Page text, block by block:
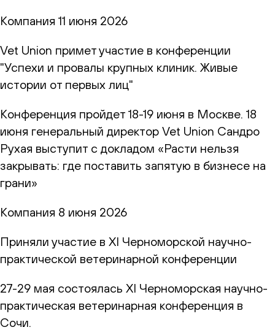
Компания 11 июня 2026
Vet Union примет участие в конференции
"Успехи и провалы крупных клиник. Живые
истории от первых лиц"
Конференция пройдет 18-19 июня в Москве. 18
июня генеральный директор Vet Union Сандро
Рухая выступит с докладом «Расти нельзя
закрывать: где поставить запятую в бизнесе на
грани»
Компания 8 июня 2026
Приняли участие в XI Черноморской научно-
практической ветеринарной конференции
27-29 мая состоялась XI Черноморская научно-
практическая ветеринарная конференция в
Сочи.